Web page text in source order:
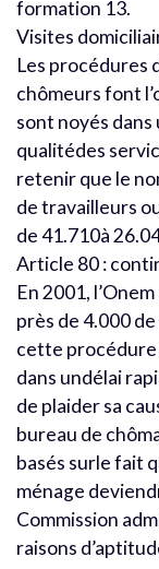
formation 13.
Visites
Les procédures
chômeurs font
sont noyés
qualitédes
retenir que le
de travailleurs
de 41.710à
Article 80 :
En 2001,
près de 4.000
cette procédure
dans undélai
de plaider sa
bureau de
basés surle fait
ménage
Commission
raisons